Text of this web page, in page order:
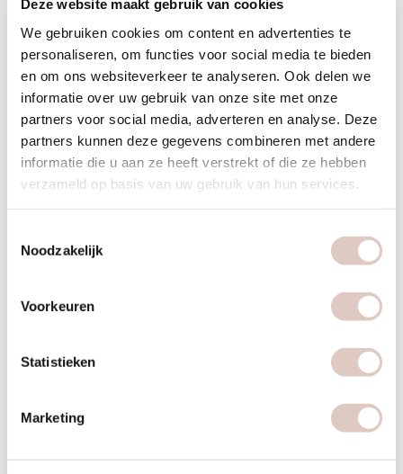
Deze website maakt gebruik van cookies
We gebruiken cookies om content en advertenties te
personaliseren, om functies voor social media te bieden
en om ons websiteverkeer te analyseren. Ook delen we
informatie over uw gebruik van onze site met onze
partners voor social media, adverteren en analyse. Deze
partners kunnen deze gegevens combineren met andere
informatie die u aan ze heeft verstrekt of die ze hebben
verzameld op basis van uw gebruik van hun services.
Noodzakelijk
Voorkeuren
Statistieken
Marketing
optimale resultaten?
Voor optimale resultaten doe je 2-3 keer per week aan
krachttraining, met minimaal één rustdag tussen de sessies.
Dit geeft je spieren tijd om te herstellen en sterker te worden.
Tijdens je menstruatie kun je de intensiteit aanpassen aan
hoe je je voelt.
Je hormonale cyclus beïnvloedt je energieniveau en
herstelvermogen. In de eerste helft van je cyclus (de
intensiever trainen. Tijdens de tweede helft (de luteale fase)
kun je beter kiezen voor lichtere trainingen of meer focus op
te bouwen zonder overbelasting. Gevorderden kunnen 3-4
keer per week trainen door verschillende spiergroepen te
, omdat
spiergroei plaatsvindt tijdens herstel, niet tijdens de training